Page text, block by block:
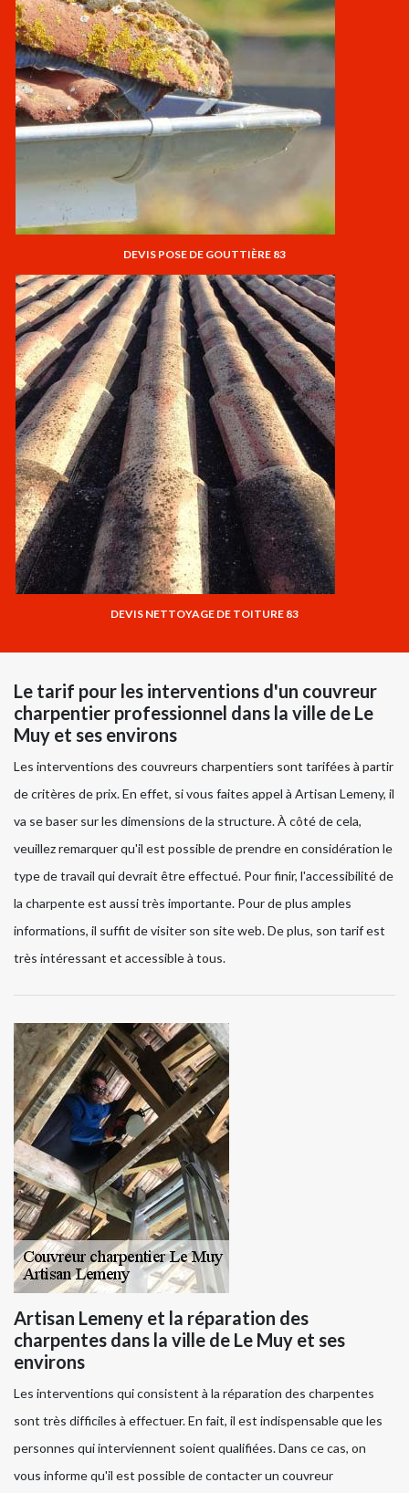
DEVIS POSE DE GOUTTIÈRE 83
DEVIS NETTOYAGE DE TOITURE 83
Le tarif pour les interventions d'un couvreur
charpentier professionnel dans la ville de Le
Muy et ses environs
Les interventions des couvreurs charpentiers sont tarifées à partir
de critères de prix. En effet, si vous faites appel à Artisan Lemeny, il
va se baser sur les dimensions de la structure. À côté de cela,
veuillez remarquer qu'il est possible de prendre en considération le
type de travail qui devrait être effectué. Pour finir, l'accessibilité de
la charpente est aussi très importante. Pour de plus amples
informations, il suffit de visiter son site web. De plus, son tarif est
très intéressant et accessible à tous.
Artisan Lemeny et la réparation des
charpentes dans la ville de Le Muy et ses
environs
Les interventions qui consistent à la réparation des charpentes
sont très difficiles à effectuer. En fait, il est indispensable que les
personnes qui interviennent soient qualifiées. Dans ce cas, on
vous informe qu'il est possible de contacter un couvreur